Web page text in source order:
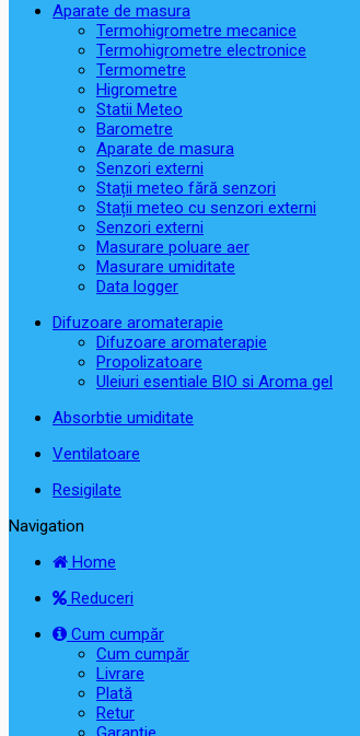
Aparate de masura
Termohigrometre mecanice
Termohigrometre electronice
Termometre
Higrometre
Statii Meteo
Barometre
Aparate de masura
Senzori externi
Stații meteo fără senzori
Stații meteo cu senzori externi
Senzori externi
Masurare poluare aer
Masurare umiditate
Data logger
Difuzoare aromaterapie
Difuzoare aromaterapie
Propolizatoare
Uleiuri esentiale BIO si Aroma gel
Absorbtie umiditate
Ventilatoare
Resigilate
Navigation
Home
Reduceri
Cum cumpăr
Cum cumpăr
Livrare
Plată
Retur